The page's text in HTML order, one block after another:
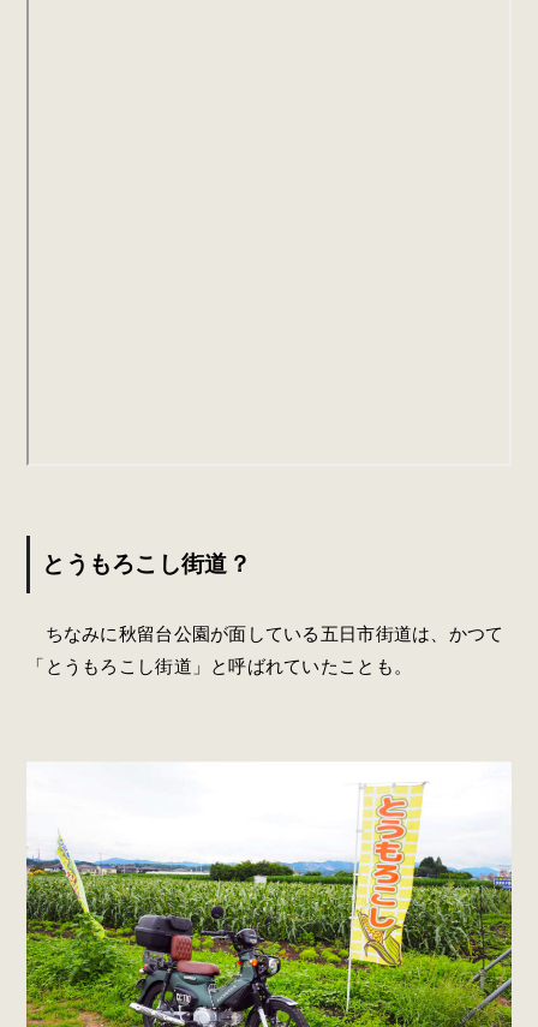
とうもろこし街道？
ちなみに秋留台公園が面している五日市街道は、かつて
「とうもろこし街道」と呼ばれていたことも。